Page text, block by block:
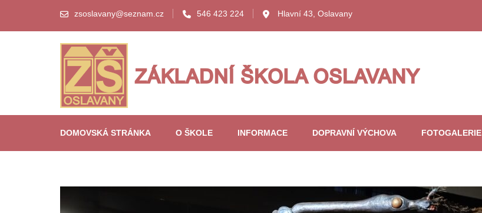
zsoslavany@seznam.cz 546 423 224 Hlavní 43, Oslavany
DOMOVSKÁ STRÁNKA O ŠKOLE INFORMACE DOPRAVNÍ VÝCHOVA FOTOGALERIE